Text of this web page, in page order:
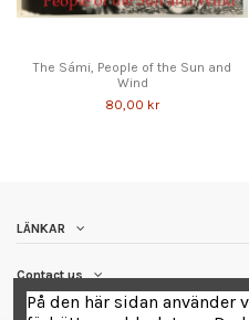
The Sámi, People of the Sun and
Wind
80,00 kr
LÄNKAR
Contact us
På den här sidan